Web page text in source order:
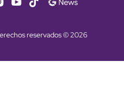
reservados © 2026